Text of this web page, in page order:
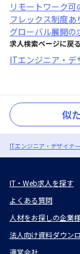
リモートワーク可
フレックス制度あ
グローバル展開の
求人検索ページに戻る
ITエンジニア・デ
似
ITエンジニア・デザイナ
IT・Web求人を探す
よくある質問
人材をお探しの企業
法人向け資料ダウン
運営会社